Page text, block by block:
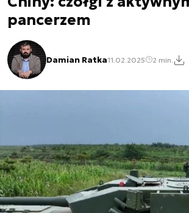
pancerzem
Damian Ratka11.02.2025 2 min.